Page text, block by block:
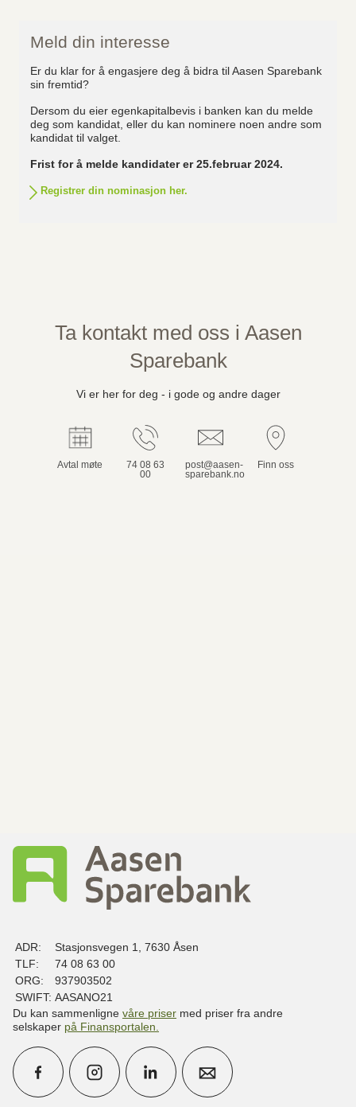
Meld din interesse
Er du klar for å engasjere deg å bidra til Aasen Sparebank
sin fremtid?
Dersom du eier egenkapitalbevis i banken kan du melde
deg som kandidat, eller du kan nominere noen andre som
kandidat til valget.
Frist for å melde kandidater er 25.februar 2024.
Registrer din nominasjon her.
Ta kontakt med oss i Aasen
Sparebank
Vi er her for deg - i gode og andre dager
Avtal møte
74 08 63
00
post@aasen-
sparebank.no
Finn oss
ADR:
Stasjonsvegen 1, 7630 Åsen
TLF:
74 08 63 00
ORG:
937903502
SWIFT: AASANO21
Du kan sammenligne våre priser med priser fra andre
selskaper på Finansportalen.